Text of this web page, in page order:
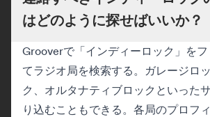
はどのように探せばいいか？
Grooverで「インディーロック」を
てラジオ局を検索する。ガレージロ
ク、オルタナティブロックといった
り込むこともできる。各局のプロフ